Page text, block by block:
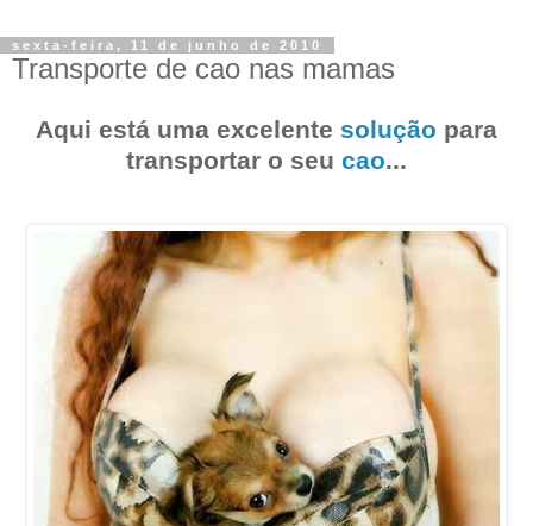
sexta-feira, 11 de junho de 2010
Transporte de cao nas mamas
Aqui está uma excelente solução para
transportar o seu cao...